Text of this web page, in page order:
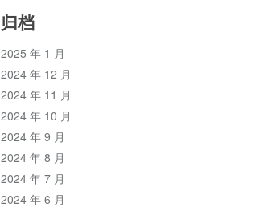
归档
2025 年 1 月
2024 年 12 月
2024 年 11 月
2024 年 10 月
2024 年 9 月
2024 年 8 月
2024 年 7 月
2024 年 6 月